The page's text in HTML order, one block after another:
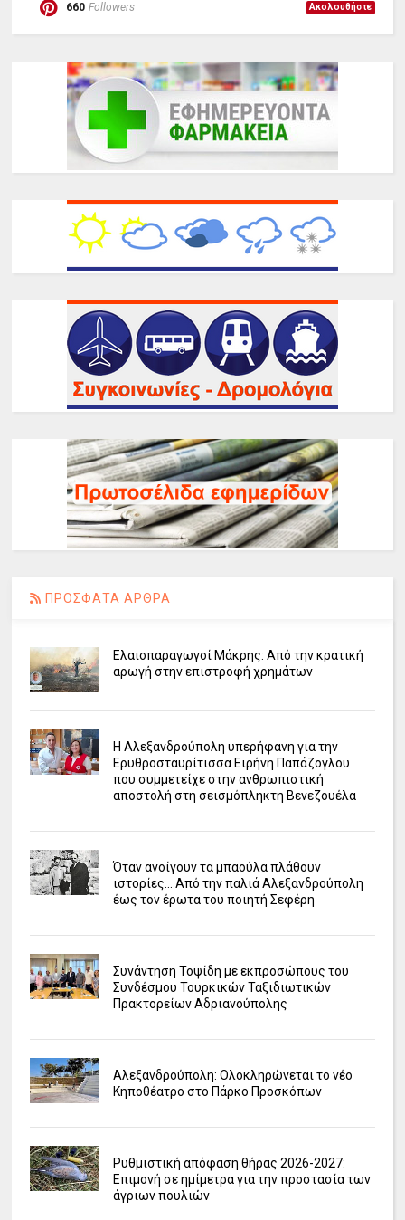
660 Followers Ακολουθήστε
ΠΡΟΣΦΑΤΑ ΑΡΘΡΑ
Ελαιοπαραγωγοί Μάκρης: Από την κρατική
αρωγή στην επιστροφή χρημάτων
Η Αλεξανδρούπολη υπερήφανη για την
Ερυθροσταυρίτισσα Ειρήνη Παπάζογλου
που συμμετείχε στην ανθρωπιστική
αποστολή στη σεισμόπληκτη Βενεζουέλα
Όταν ανοίγουν τα μπαούλα πλάθουν
ιστορίες... Από την παλιά Αλεξανδρούπολη
έως τον έρωτα του ποιητή Σεφέρη
Συνάντηση Τοψίδη με εκπροσώπους του
Συνδέσμου Τουρκικών Ταξιδιωτικών
Πρακτορείων Αδριανούπολης
Αλεξανδρούπολη: Ολοκληρώνεται το νέο
Κηποθέατρο στο Πάρκο Προσκόπων
Ρυθμιστική απόφαση θήρας 2026-2027:
Επιμονή σε ημίμετρα για την προστασία των
άγριων πουλιών